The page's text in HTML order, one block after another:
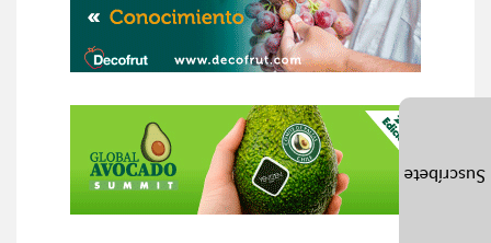
Suscríbete